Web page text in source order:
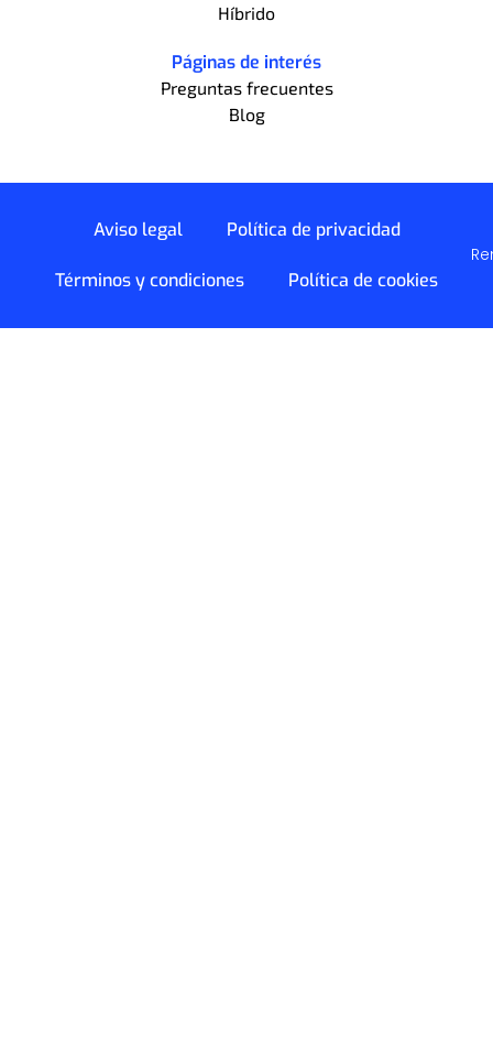
Híbrido
Páginas de interés
Preguntas frecuentes
Blog
Aviso legal Política de privacidad
Términos y condiciones Política de cookies